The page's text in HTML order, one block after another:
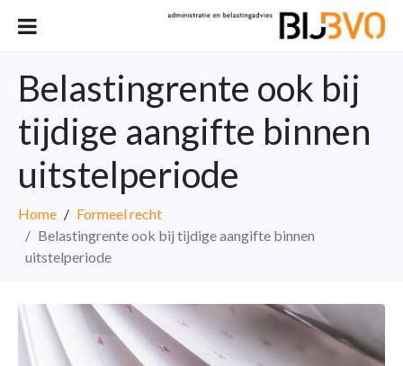
Belastingrente ook bij
tijdige aangifte binnen
uitstelperiode
Home
Formeel recht
Belastingrente ook bij tijdige aangifte binnen
uitstelperiode